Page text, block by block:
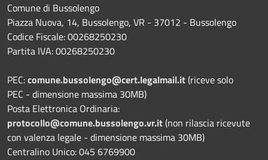
Comune di Bussolengo
Piazza Nuova, 14, Bussolengo, VR - 37012 - Bussolengo
Codice Fiscale: 00268250230
Partita IVA: 00268250230
PEC:comune.bussolengo@cert.legalmail.it(riceve solo
PEC - dimensione massima 30MB)
Posta Elettronica Ordinaria:
protocollo@comune.bussolengo.vr.it(non rilascia ricevute
con valenza legale - dimensione massima 30MB)
Centralino Unico: 045 6769900